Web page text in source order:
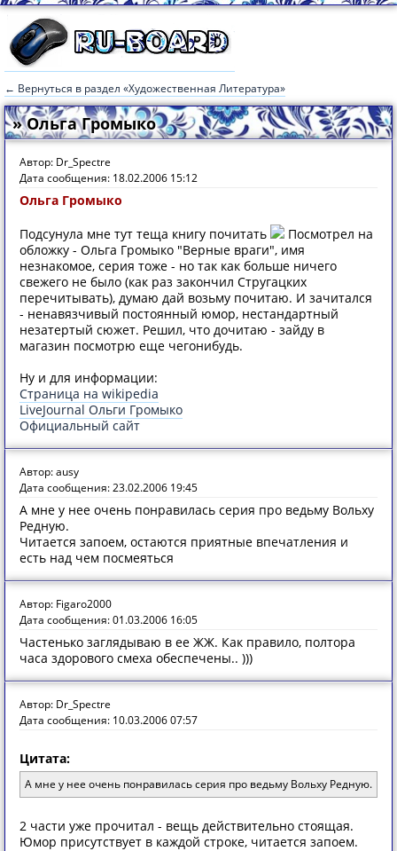
← Вернуться в раздел «Художественная Литература»
» Ольга Громыко
Автор: Dr_Spectre
Дата сообщения: 18.02.2006 15:12
Ольга Громыко
Подсунула мне тут теща книгу почитать
Посмотрел на
обложку - Ольга Громыко "Верные враги", имя
незнакомое, серия тоже - но так как больше ничего
свежего не было (как раз закончил Стругацких
перечитывать), думаю дай возьму почитаю. И зачитался
- ненавязчивый постоянный юмор, нестандартный
незатертый сюжет. Решил, что дочитаю - зайду в
магазин посмотрю еще чегонибудь.
Ну и для информации:
Страница на wikipedia
LiveJournal Ольги Громыко
Официальный сайт
Автор: ausy
Дата сообщения: 23.02.2006 19:45
А мне у нее очень понравилась серия про ведьму Вольху
Редную.
Читается запоем, остаются приятные впечатления и
есть над чем посмеяться
Автор: Figaro2000
Дата сообщения: 01.03.2006 16:05
Частенько заглядываю в ее ЖЖ. Как правило, полтора
часа здорового смеха обеспечены.. )))
Автор: Dr_Spectre
Дата сообщения: 10.03.2006 07:57
Цитата:
А мне у нее очень понравилась серия про ведьму Вольху Редную.
2 части уже прочитал - вещь действительно стоящая.
Юмор присутствует в каждой строке, читается запоем.